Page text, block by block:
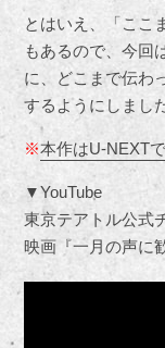
とはいえ、「ここ
もあるので、今回
に、どこまで伝わ
するようにしまし
※本作はU-NEXT
▼YouTube
東京テアトル公式
映画『一月の声に